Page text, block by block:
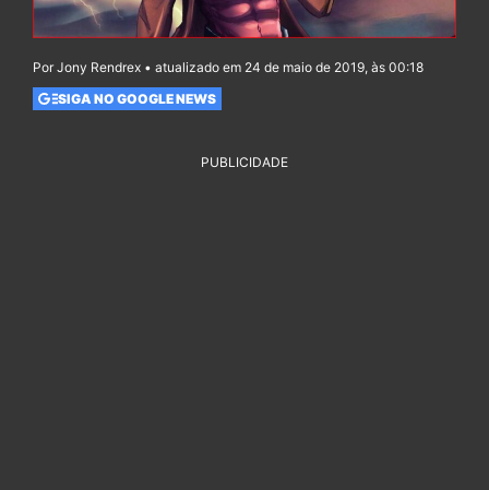
Por Jony Rendrex • atualizado em 24 de maio de 2019, às 00:18
SIGA NO GOOGLE NEWS
PUBLICIDADE